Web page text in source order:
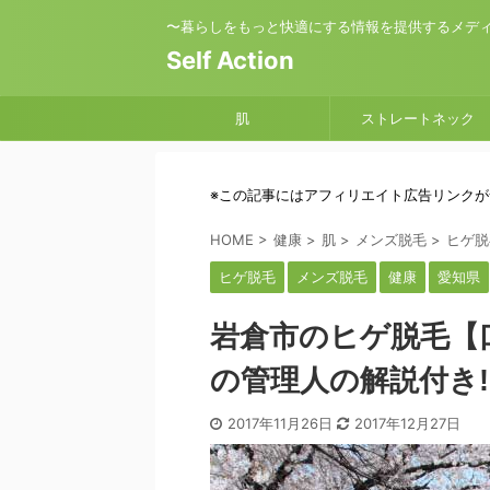
〜暮らしをもっと快適にする情報を提供するメデ
Self Action
肌 ストレートネック
※この記事にはアフィリエイト広告リンク
HOME > 健康 > 肌 > メンズ脱毛 > ヒゲ
ヒゲ脱毛 メンズ脱毛 健康 愛知県
岩倉市のヒゲ脱毛
の管理人の解説付き
2017年11月26日 2017年12月27日